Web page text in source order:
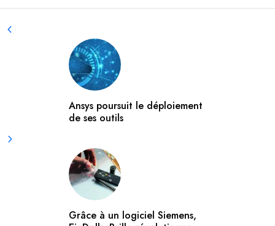
Ansys poursuit le déploiement
de ses outils
Grâce à un logiciel Siemens,